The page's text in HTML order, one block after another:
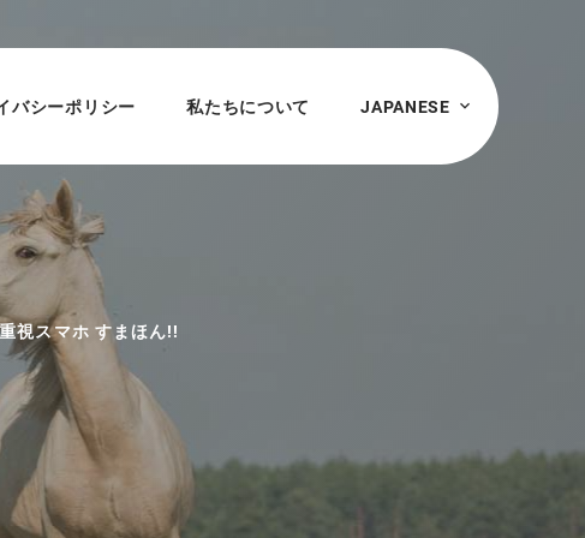
バシーポリシー 私たちについて JAPANESE
視スマホ すまほん!!